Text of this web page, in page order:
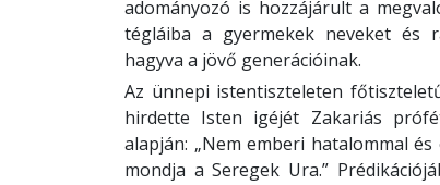
adományozó is hozzájárult a
tégláiba a gyermekek neveket és
hagyva a jövő generációinak.
Az ünnepi istentiszteleten
hirdette Isten igéjét Zakariás
alapján: „Nem emberi hatalommal
mondja a Seregek Ura.”